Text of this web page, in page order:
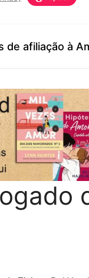
de afiliação à